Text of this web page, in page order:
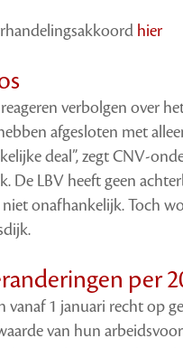
hier
verbolgen over
afgesloten met
deal”, zegt CNV-
De LBV heeft geen
onafhankelijk. Toch
per
1 januari recht op
van hun